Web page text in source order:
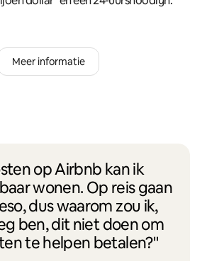
Meer informatie
op Airbnb kan ik
wonen. Op reis gaan
dus waarom zou ik,
ben, dit niet doen om
te helpen betalen?"